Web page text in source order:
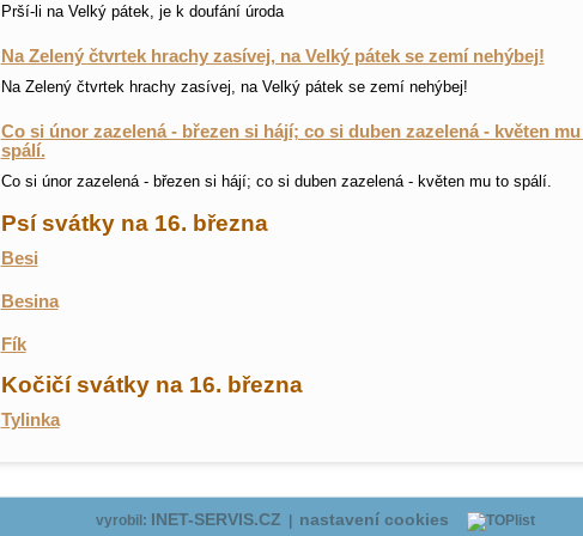
Prší-li na Velký pátek, je k doufání úroda
Na Zelený čtvrtek hrachy zasívej, na Velký pátek se zemí nehýbej!
Na Zelený čtvrtek hrachy zasívej, na Velký pátek se zemí nehýbej!
Co si únor zazelená - březen si hájí; co si duben zazelená - květen
spálí.
Co si únor zazelená - březen si hájí; co si duben zazelená - květen mu to spálí.
Psí svátky na 16. března
Besi
Besina
Fík
Kočičí svátky na 16. března
Tylinka
vyrobil: INET-SERVIS.CZ nastavení cookies